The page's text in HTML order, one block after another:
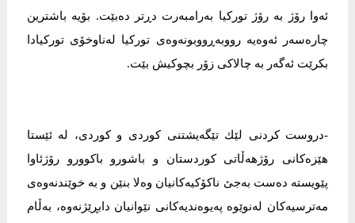
ئەوا رۆژ بە رۆژ توركیا بەرامبەرت دڕتر دەبێت. بۆیە باشترین
چارەسەر ئەوەیە رووبەڕووبونەوەی توركیا لەناوخۆی توركیادا
بكرێت ئەگەر بە چالاكی زۆر بچوكیش بێت.
-دروست كردنی لێك تێگەیشتنی كوردی و كوردی، لە ئێستا
هێزەكانی رۆژهەڵاتی كوردستان و باشورو باكوورو رۆژئاوا
پێویستە دەست بەجێ ناكۆكیەكانیان وەلا بنێن و بە خوێندنەوەی
مەترسیەكان لەنوێوە پەیوەندیەكانی نێوانیان دابڕێژنەوە، بەڵام